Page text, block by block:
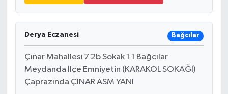
Derya Eczanesi Bağcılar
Çınar Mahallesi 7 2b Sokak 1 1 Bağcılar
Meydanda İlçe Emniyetin (KARAKOL SOKAĞI)
Çaprazında ÇINAR ASM YANI